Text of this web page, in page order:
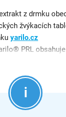
z drmku
žvýkacích
yarilo.cz